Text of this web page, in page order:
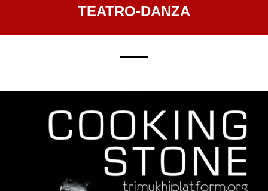
TEATRO-DANZA
—